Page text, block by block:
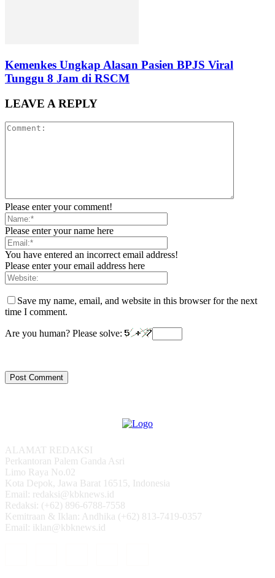
Kemenkes Ungkap Alasan Pasien BPJS Viral
Tunggu 8 Jam di RSCM
LEAVE A REPLY
Please enter your comment!
Please enter your name here
You have entered an incorrect email address!
Please enter your email address here
Save my name, email, and website in this browser for the next
time I comment.
Are you human? Please solve:
ALAMAT REDAKSI
Perkantoran Palem Ganda Asri
Limo Raya No.02
Kota Depok, Jawa Barat 16515, Indonesia
Email: redaksi@kbknews.id
Redaksi: (+62) 896-6788-7558
Kemitraan & Iklan: Andhika (+62) 813-7419-0357
Email: iklan@kbknews.id